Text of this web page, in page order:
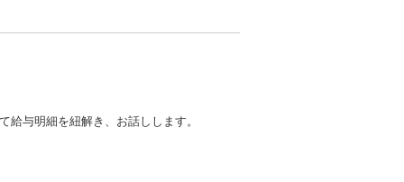
給与明細を紐解き、お話しします。